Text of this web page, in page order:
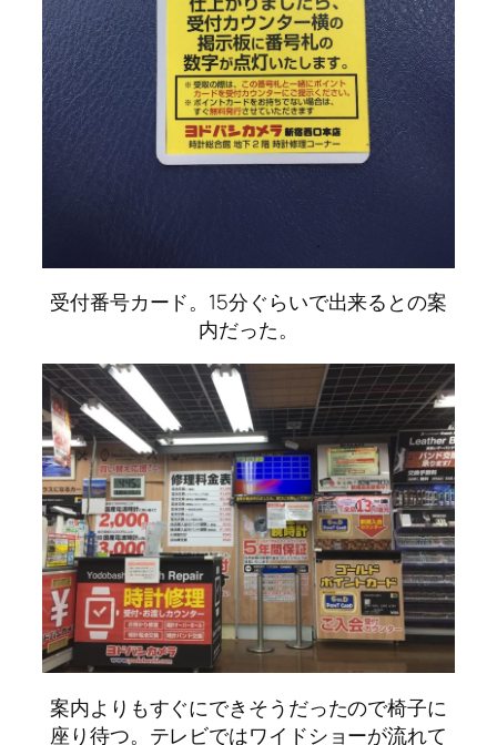
受付番号カード。15分ぐらいで出来るとの案
内だった。
案内よりもすぐにできそうだったので椅子に
座り待つ。テレビではワイドショーが流れて